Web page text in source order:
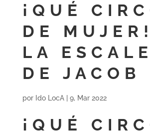
¡QUÉ
DE
LA
DE JACOB
por Ido LocA| 9, Mar 2022
¡QUÉ